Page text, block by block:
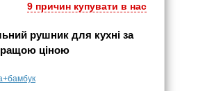
9 причин купувати в нас
рушник для кухні за
ціною